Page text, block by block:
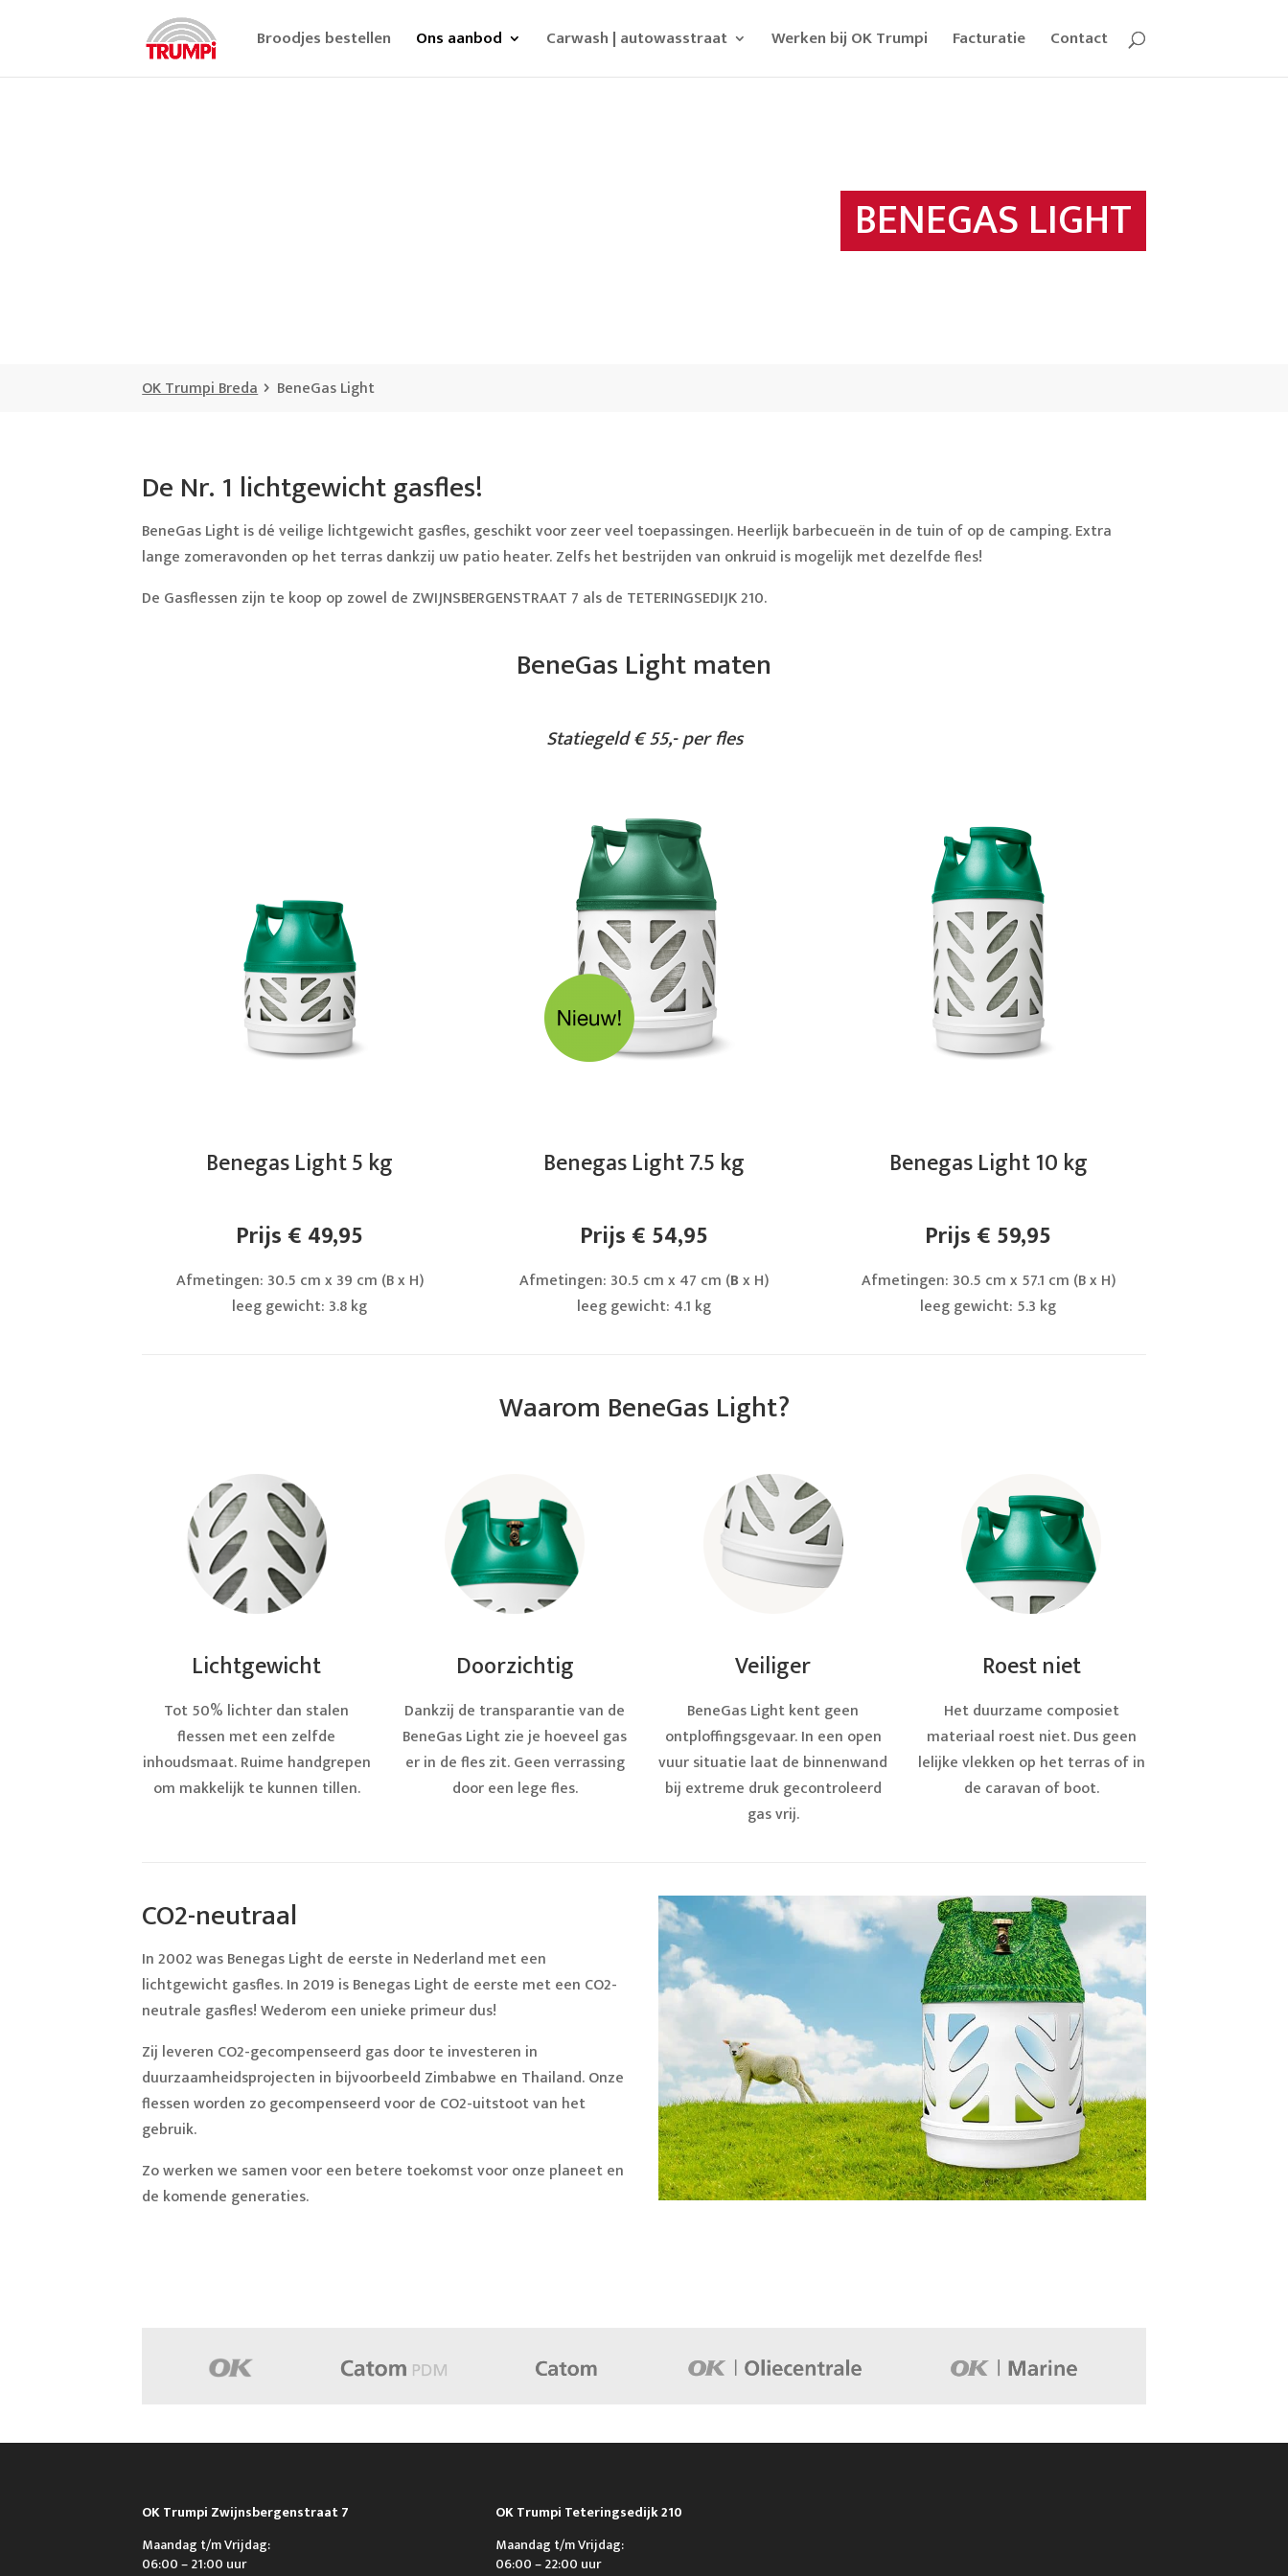
Broodjes bestellen Ons aanbod Carwash | autowasstraat Werken bij OK Trumpi Facturatie Contact
BENEGAS LIGHT
OK Trumpi Breda BeneGas Light
De Nr. 1 lichtgewicht gasfles!
BeneGas Light is dé veilige lichtgewicht gasfles, geschikt voor zeer veel toepassingen. Heerlijk barbecueën in de tuin of op de camping. Extra
lange zomeravonden op het terras dankzij uw patio heater. Zelfs het bestrijden van onkruid is mogelijk met dezelfde fles!
De Gasflessen zijn te koop op zowel de ZWIJNSBERGENSTRAAT 7 als de TETERINGSEDIJK 210.
BeneGas Light maten
Statiegeld € 55,- per fles
Benegas Light 5 kg
Prijs € 49,95
Afmetingen: 30.5 cm x 39 cm (B x H)
leeg gewicht: 3.8 kg
Benegas Light 7.5 kg
Prijs € 54,95
Afmetingen: 30.5 cm x 47 cm (Bx H)
leeg gewicht: 4.1 kg
Benegas Light 10 kg
Prijs € 59,95
Afmetingen: 30.5 cm x 57.1 cm (B x H)
leeg gewicht: 5.3 kg
Waarom BeneGas Light?
Lichtgewicht
Tot 50% lichter dan stalen
flessen met een zelfde
inhoudsmaat. Ruime handgrepen
om makkelijk te kunnen tillen.
Doorzichtig
Dankzij de transparantie van de
BeneGas Light zie je hoeveel gas
er in de fles zit. Geen verrassing
door een lege fles.
Veiliger
BeneGas Light kent geen
ontploffingsgevaar. In een open
vuur situatie laat de binnenwand
bij extreme druk gecontroleerd
gas vrij.
Roest niet
Het duurzame composiet
materiaal roest niet. Dus geen
lelijke vlekken op het terras of in
de caravan of boot.
CO2-neutraal
In 2002 was Benegas Light de eerste in Nederland met een
lichtgewicht gasfles. In 2019 is Benegas Light de eerste met een CO2-
neutrale gasfles! Wederom een unieke primeur dus!
Zij leveren CO2-gecompenseerd gas door te investeren in
duurzaamheidsprojecten in bijvoorbeeld Zimbabwe en Thailand. Onze
flessen worden zo gecompenseerd voor de CO2-uitstoot van het
gebruik.
Zo werken we samen voor een betere toekomst voor onze planeet en
de komende generaties.
OK Trumpi Zwijnsbergenstraat 7
Maandag t/m Vrijdag:
06:00 – 21:00 uur
OK Trumpi Teteringsedijk 210
Maandag t/m Vrijdag:
06:00 – 22:00 uur